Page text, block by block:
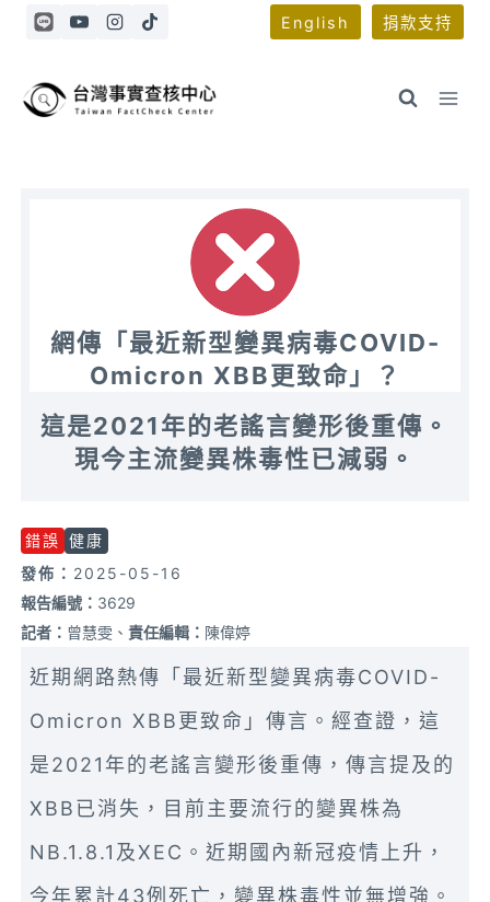
Skip
English 捐款支持
網傳「最近新型變異病毒COVID-
Omicron XBB更致命」？
這是2021年的老謠言變形後重傳。
現今主流變異株毒性已減弱。
錯誤 健康
發佈： 2025-05-16
報告編號： 3629
記者： 曾慧雯、責任編輯： 陳偉婷
近期網路熱傳「最近新型變異病毒COVID-
Omicron XBB更致命」傳言。經查證，這
是2021年的老謠言變形後重傳，傳言提及的
XBB已消失，目前主要流行的變異株為
NB.1.8.1及XEC。近期國內新冠疫情上升，
今年累計43例死亡，變異株毒性並無增強。